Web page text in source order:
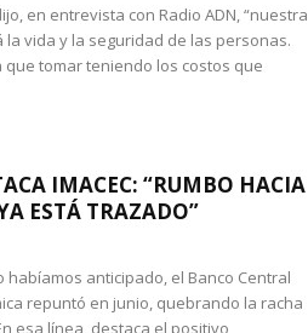
en entrevista con Radio ADN, “nuestra
vida y la seguridad de las personas.
que tomar teniendo los costos que
IMACEC: “RUMBO HACIA
ESTÁ TRAZADO”
habíamos anticipado, el Banco Central
repuntó en junio, quebrando la racha
esa línea, destaca el positivo